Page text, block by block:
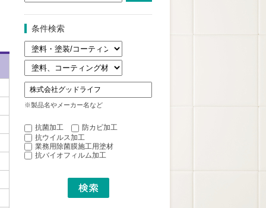
条件検索
※製品名やメーカー名など
抗菌加工
防カビ加工
抗ウイルス加工
業務用除菌膜施工用塗材
抗バイオフィルム加工